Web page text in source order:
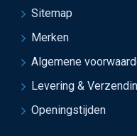
Sitemap
Merken
Algemene
Levering &
Openingstijden